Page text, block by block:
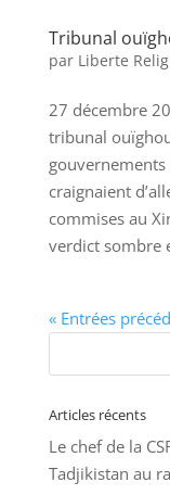
Tribunal
par Liberte
27 décembre
tribunal
craignaient
commises au
verdict sombre
« Entrées
Articles récents
Le chef de la
Tadjikistan au